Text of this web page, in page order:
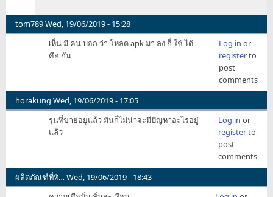
tom789Wed, 19/06/2019 - 15:28
เห็น มี คน บอก ว่า โหลด apk มา ลง ก็ ใช้ ได้
คือ กัน
Log in or
registerto
post
comments
horakung Wed, 19/06/2019 - 17:05
รุ่นที่ขายอยู่แล้ว มันก็ไม่น่าจะมีปัญหาอะไรอยู่
แล้ว
Log in or
registerto
post
comments
ผลิตภัณฑ์ที่ทั…Wed, 19/06/2019 - 18:43